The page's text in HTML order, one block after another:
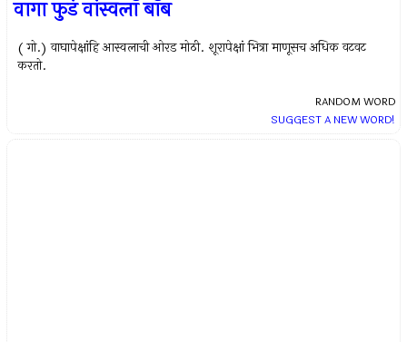
वागा फुडं वांस्वलॉ बॉब
( गो.) वाघापेक्षांहि आस्वलाची ओरड मोठी. शूरापेक्षां भित्रा माणूसच अधिक वटवट
करतो.
RANDOM WORD
SUGGEST A NEW WORD!